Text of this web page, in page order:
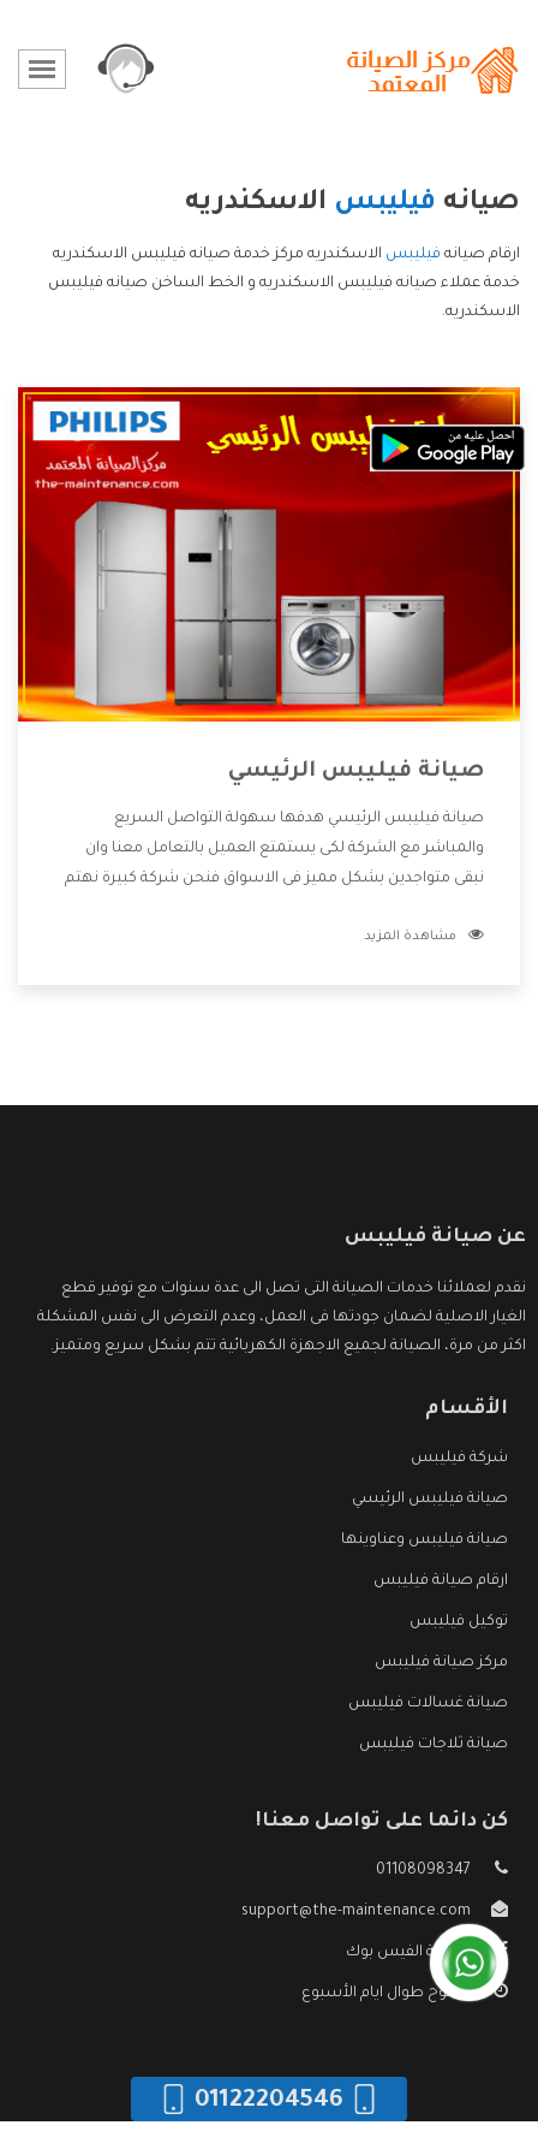
صيانه فيليبس الاسكندريه
ارقام صيانه فيليبس الاسكندريه مركز خدمة صيانه فيليبس الاسكندريه
خدمة عملاء صيانه فيليبس الاسكندريه و الخط الساخن صيانه فيليبس
الاسكندريه.
صيانة فيليبس الرئيسي
صيانة فيليبس الرئيسي هدفها سهولة التواصل السريع
والمباشر مع الشركة لكى يستمتع العميل بالتعامل معنا وان
نبقى متواجدين بشكل مميز فى الاسواق فنحن شركة كبيرة نهتم
الشركة بها والتى تكون منها خدمة الصيانة التى تكون من أهم
مشاهدة المزيد
عن صيانة فيليبس
نقدم لعملائنا خدمات الصيانة التى تصل الى عدة سنوات مع توفير قطع
الغيار الاصلية لضمان جودتها فى العمل، وعدم التعرض الى نفس المشكلة
اكثر من مرة، الصيانة لجميع الاجهزة الكهربائية تتم بشكل سريع ومتميز.
الأقسام
شركة فيليبس
صيانة فيليبس الرئيسي
صيانة فيليبس وعناوينها
ارقام صيانة فيليبس
توكيل فيليبس
مركز صيانة فيليبس
صيانة غسالات فيليبس
صيانة ثلاجات فيليبس
كن دائما على تواصل معنا!
01108098347
support@the-maintenance.com
صفحة الفيس بوك
مفتوح طوال ايام الأسبوع
01122204546